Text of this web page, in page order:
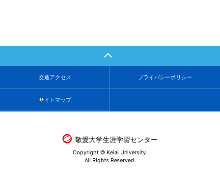
交通アクセス プライバシーポリシー
サイトマップ
敬愛大学生涯学習センター
Copyright © Keiai University.
All Rights Reserved.